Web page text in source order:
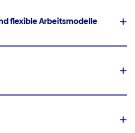
flexible Arbeitsmodelle